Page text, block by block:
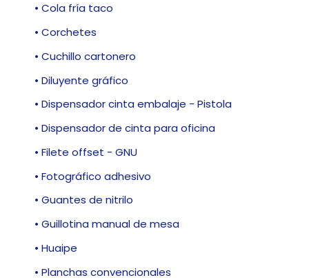
• Cola fría taco
• Corchetes
• Cuchillo cartonero
• Diluyente gráfico
• Dispensador cinta embalaje - Pistola
• Dispensador de cinta para oficina
• Filete offset - GNU
• Fotográfico adhesivo
• Guantes de nitrilo
• Guillotina manual de mesa
• Huaipe
• Planchas convencionales